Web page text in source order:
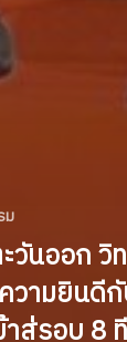
ม
วันออก วิ
วามยินดี
าสู่รอบ 8